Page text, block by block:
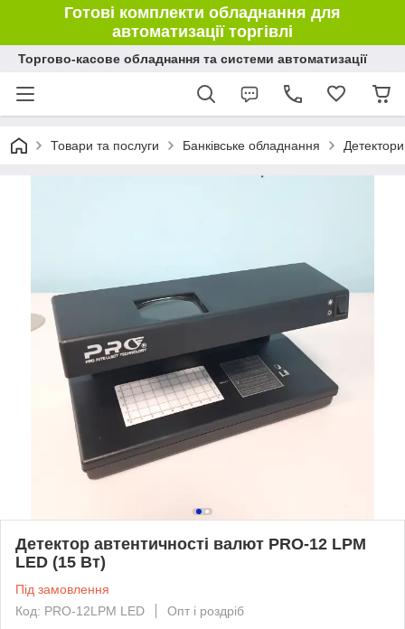
Готові комплекти обладнання для
автоматизації торгівлі
Торгово-касове обладнання та системи автоматизації
Товари та послуги Банківське обладнання
Детектор автентичності валют PRO-12 LPM
LED (15 Вт)
Під замовлення
Код: PRO-12LPM LED
Опт і роздріб